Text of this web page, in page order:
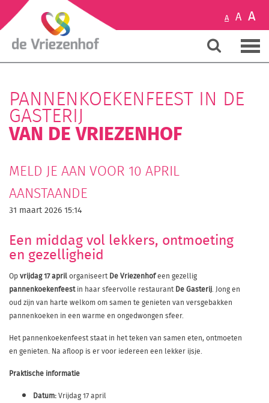
A A A
PANNENKOEKENFEEST IN DE
GASTERIJ
VAN DE VRIEZENHOF
MELD JE AAN VOOR 10 APRIL
AANSTAANDE
31 maart 2026 15:14
Een middag vol lekkers, ontmoeting
en gezelligheid
Opvrijdag 17 aprilorganiseertDe Vriezenhofeen gezellig
pannenkoekenfeestin haar sfeervolle restaurantDe Gasterij. Jong en
oud zijn van harte welkom om samen te genieten van versgebakken
pannenkoeken in een warme en ongedwongen sfeer.
Het pannenkoekenfeest staat in het teken van samen eten, ontmoeten
en genieten. Na afloop is er voor iedereen een lekker ijsje.
Praktische informatie
Datum:Vrijdag 17 april